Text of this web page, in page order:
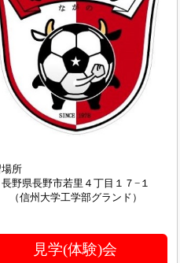
場所
長野県長野市若里４丁目１７−１
（信州大学工学部グランド）
見学(体験)会